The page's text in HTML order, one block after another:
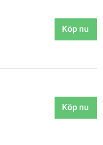
Köp nu
Köp nu